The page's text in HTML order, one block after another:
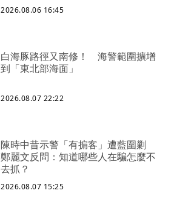
2026.08.06 16:45
白海豚路徑又南修！ 海警範圍擴增
到「東北部海面」
2026.08.07 22:22
陳時中昔示警「有掮客」遭藍圍剿
鄭麗文反問：知道哪些人在騙怎麼不
去抓？
2026.08.07 15:25